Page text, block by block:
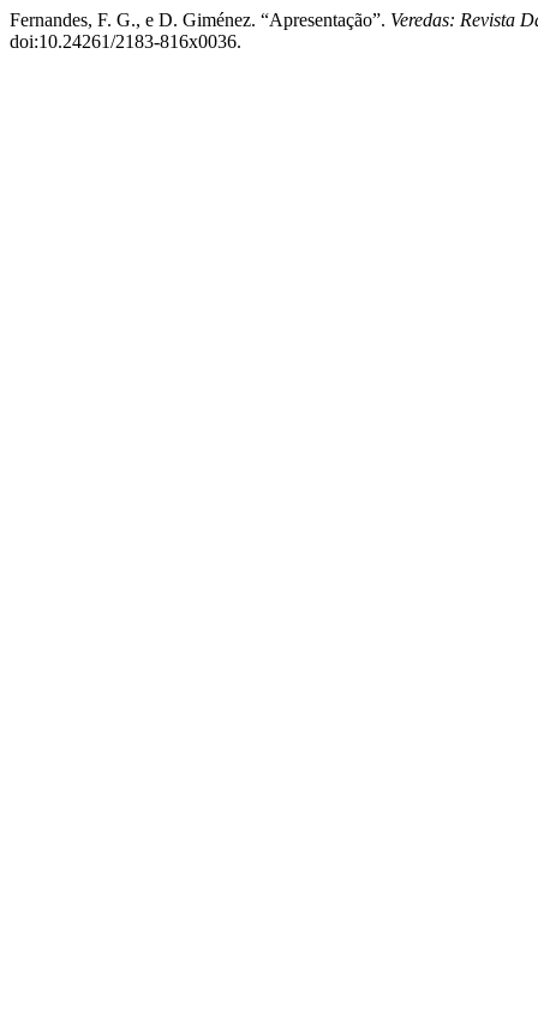
Fernandes, F. G., e D. Giménez. “Apresentação”. Veredas: Revista
doi:10.24261/2183-816x0036.